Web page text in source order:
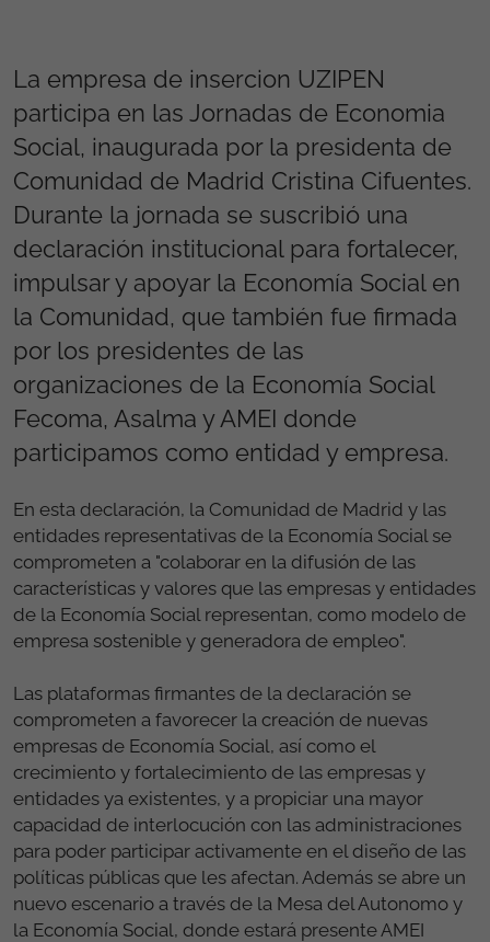
La empresa de insercion UZIPEN
participa en las Jornadas de Economia
Social, inaugurada por la presidenta de
Comunidad de Madrid Cristina Cifuentes.
Durante la jornada se suscribió una
declaración institucional para fortalecer,
impulsar y apoyar la Economía Social en
la Comunidad, que también fue firmada
por los presidentes de las
organizaciones de la Economía Social
Fecoma, Asalma y AMEI donde
participamos como entidad y empresa.
En esta declaración, la Comunidad de Madrid y las
entidades representativas de la Economía Social se
comprometen a "colaborar en la difusión de las
características y valores que las empresas y entidades
de la Economía Social representan, como modelo de
empresa sostenible y generadora de empleo".
Las plataformas firmantes de la declaración se
comprometen a favorecer la creación de nuevas
empresas de Economía Social, así como el
crecimiento y fortalecimiento de las empresas y
entidades ya existentes, y a propiciar una mayor
capacidad de interlocución con las administraciones
para poder participar activamente en el diseño de las
políticas públicas que les afectan. Además se abre un
nuevo escenario a través de la Mesa del Autonomo y
la Economía Social, donde estará presente AMEI